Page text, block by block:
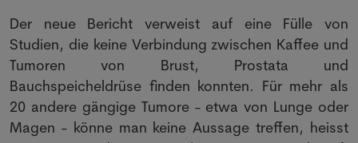
Der neue Bericht verweist auf eine Fülle von
Studien, die keine Verbindung zwischen Kaffee und
Tumoren von Brust, Prostata und
Bauchspeicheldrüse finden konnten. Für mehr als
20 andere gängige Tumore - etwa von Lunge oder
Magen - könne man keine Aussage treffen, heisst